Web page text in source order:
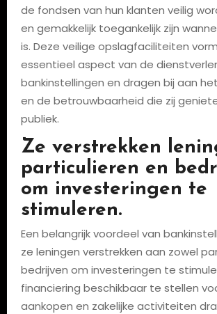
de fondsen van hun klanten veilig
en gemakkelijk toegankelijk zijn
is. Deze veilige opslagfaciliteiten
essentieel aspect van de
bankinstellingen en dragen bij aan
en de betrouwbaarheid die zij
publiek.
Ze verstrekken
particulieren en
om investeringen te
stimuleren.
Een belangrijk voordeel van
ze leningen verstrekken aan zowel
bedrijven om investeringen te
financiering beschikbaar te stellen
aankopen en zakelijke activiteiten